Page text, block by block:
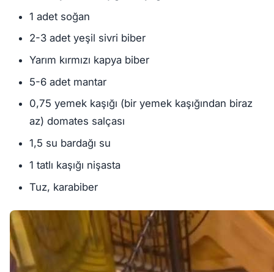
1 adet soğan
2-3 adet yeşil sivri biber
Yarım kırmızı kapya biber
5-6 adet mantar
0,75 yemek kaşığı (bir yemek kaşığından biraz
az) domates salçası
1,5 su bardağı su
1 tatlı kaşığı nişasta
Tuz, karabiber